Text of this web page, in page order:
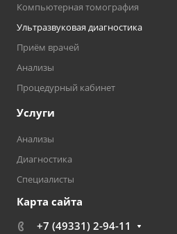
Компьютерная томография
Ультразвуковая диагностика
Приём врачей
Анализы
Процедурный кабинет
Услуги
Анализы
Диагностика
Специалисты
Карта сайта
+7 (49331) 2-94-11